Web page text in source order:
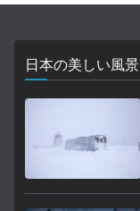
日本の美しい風景